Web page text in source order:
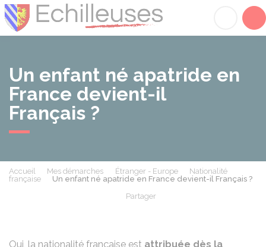
Un enfant né apatride en
France devient-il
Français ?
Accueil Mes démarches Étranger - Europe
Nationalité
française
Un enfant né apatride en France devient-il Français ?
Partager
Oui, la nationalité française est attribuée dès la